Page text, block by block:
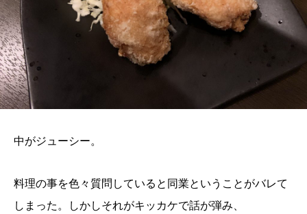
中がジューシー。
料理の事を色々質問していると同業ということがバレて
しまった。しかしそれがキッカケで話が弾み、